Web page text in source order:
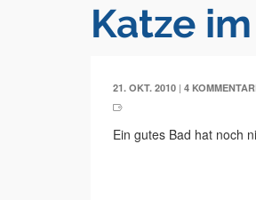
Katze
21. OKT. 2010 | 4
Ein gutes Bad hat noch